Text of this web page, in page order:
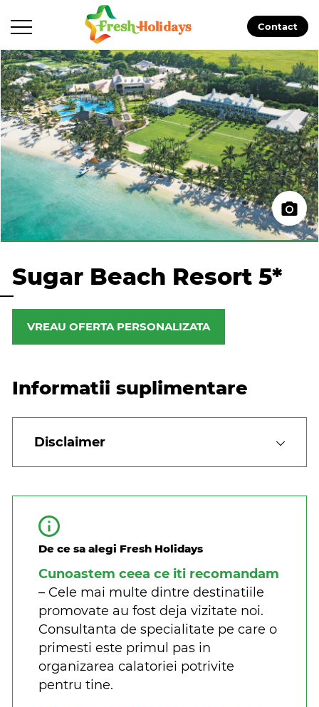
Contact
Sugar Beach Resort 5*
VREAU OFERTA PERSONALIZATA
Informatii suplimentare
Disclaimer
De ce sa alegi Fresh Holidays
Cunoastem ceea ce iti recomandam
– Cele mai multe dintre destinatiile
promovate au fost deja vizitate noi.
Consultanta de specialitate pe care o
primesti este primul pas in
organizarea calatoriei potrivite
pentru tine.